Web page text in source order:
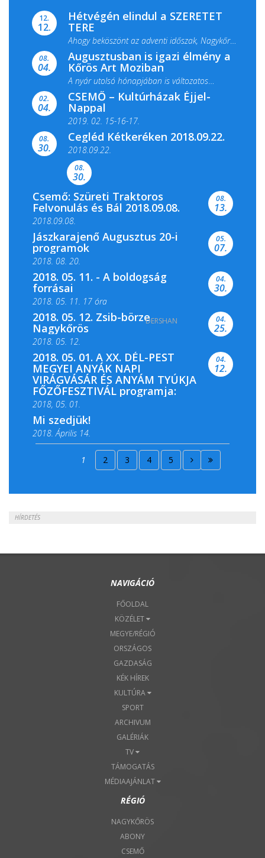
12.
12.
Hétvégén elindul a SZERETET
TERE
Ahogy beköszönt az adventi időszak, Nagykőrös
ismét megtelik ünnepi fénnyel és közös...
08.
04.
Augusztusban is igazi élmény a
Kőrös Art Moziban
A nyár utolsó hónapjában is változatos
filmkínálattal, családi...
02.
04.
CSEMŐ – Kultúrházak Éjjel-
Nappal
2019. 02. 15-16-17.
Színes és tartalmas programokkal várja a
Csemői Községi Könyvtár és...
08.
30.
Cegléd Kétkeréken 2018.09.22.
2018.09.22.
08.
30.
Csemő: Szüreti Traktoros
Felvonulás és Bál 2018.09.08.
2018.09.08.
08.
13.
Jászkarajenő Augusztus 20-i
programok
2018. 08. 20.
05.
07.
2018. 05. 11. - A boldogság
forrásai
2018. 05. 11. 17 óra
2018. 05. 11. 19 óra
04.
30.
2018. 05. 12. Zsib-börze
Nagykőrös
2018. 05. 12.
04.
25.
2018. 05. 01. A XX. DÉL-PEST
MEGYEI ANYÁK NAPI
VIRÁGVÁSÁR ÉS ANYÁM TYÚKJA
FŐZŐFESZTIVÁL programja:
2018, 05. 01.
04.
12.
Mi szedjük!
2018. Április 14.
2018. Április 15.
1 2 3 4 5
HÍRDETÉS
NAVIGÁCIÓ
FŐOLDAL
KÖZÉLET
MEGYE/RÉGIÓ
ORSZÁGOS
GAZDASÁG
KÉK HÍREK
KULTÚRA
SPORT
ARCHIVUM
GALÉRIÁK
TV
TÁMOGATÁS
MÉDIAAJÁNLAT
RÉGIÓ
NAGYKŐRÖS
ABONY
CSEMŐ
DERSHAN